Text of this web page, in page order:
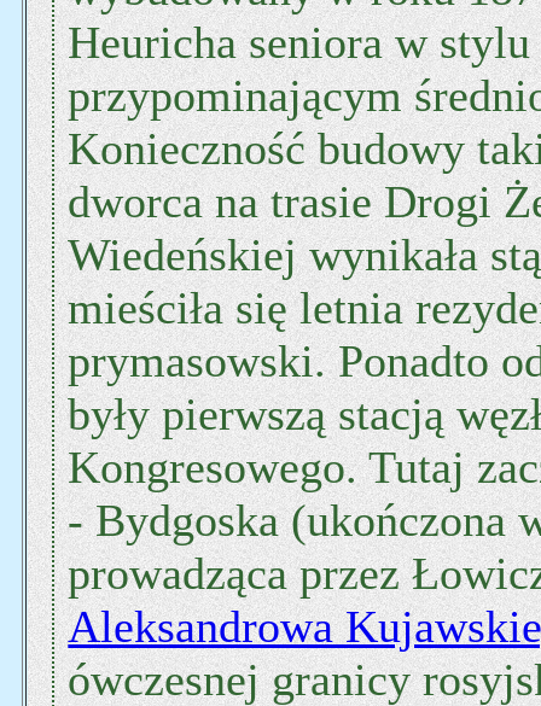
Heuricha seniora w
przypominającym
Konieczność budowy
dworca na trasie Drogi
Wiedeńskiej wynikała
mieściła się letnia
prymasowski. Ponadto
były pierwszą stacją
Kongresowego. Tutaj
- Bydgoska (ukończona
prowadząca przez
Aleksandrowa
ówczesnej granicy